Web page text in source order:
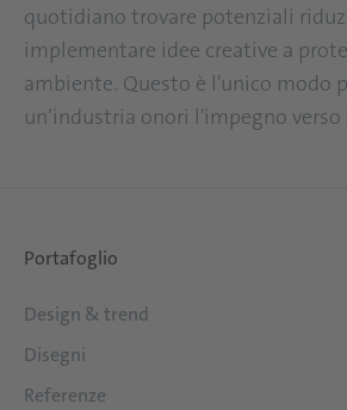
quotidiano trovare potenziali
implementare idee creative a
ambiente. Questo è l'unico modo
un’industria onori l'impegno
Portafoglio
Design & trend
Disegni
Referenze